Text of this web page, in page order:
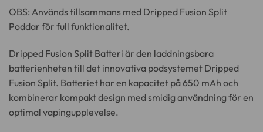
alternativen
kan
väljas
produktsidan
OBS: Används tillsammans med Dripped Fusion Split
Poddar för full funktionalitet.
Dripped Fusion Split Batteri är den laddningsbara
batterienheten till det innovativa podsystemet Dripped
Fusion Split. Batteriet har en kapacitet på 650 mAh och
kombinerar kompakt design med smidig användning för en
optimal vapingupplevelse.